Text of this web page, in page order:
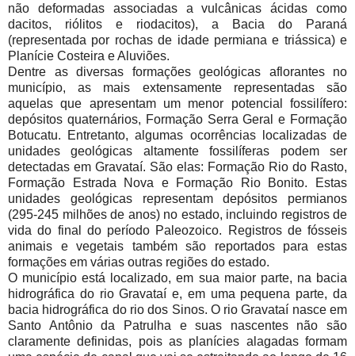
não deformadas associadas a vulcânicas ácidas como
dacitos, riólitos e riodacitos), a Bacia do Paraná
(representada por rochas de idade permiana e triássica) e
Planície Costeira e Aluviões.
Dentre as diversas formações geológicas aflorantes no
município, as mais extensamente representadas são
aquelas que apresentam um menor potencial fossilífero:
depósitos quaternários, Formação Serra Geral e Formação
Botucatu. Entretanto, algumas ocorrências localizadas de
unidades geológicas altamente fossilíferas podem ser
detectadas em Gravataí. São elas: Formação Rio do Rasto,
Formação Estrada Nova e Formação Rio Bonito. Estas
unidades geológicas representam depósitos permianos
(295-245 milhões de anos) no estado, incluindo registros de
vida do final do período Paleozoico. Registros de fósseis
animais e vegetais também são reportados para estas
formações em várias outras regiões do estado.
O município está localizado, em sua maior parte, na bacia
hidrográfica do rio Gravataí e, em uma pequena parte, da
bacia hidrográfica do rio dos Sinos. O rio Gravataí nasce em
Santo Antônio da Patrulha e suas nascentes não são
claramente definidas, pois as planícies alagadas formam